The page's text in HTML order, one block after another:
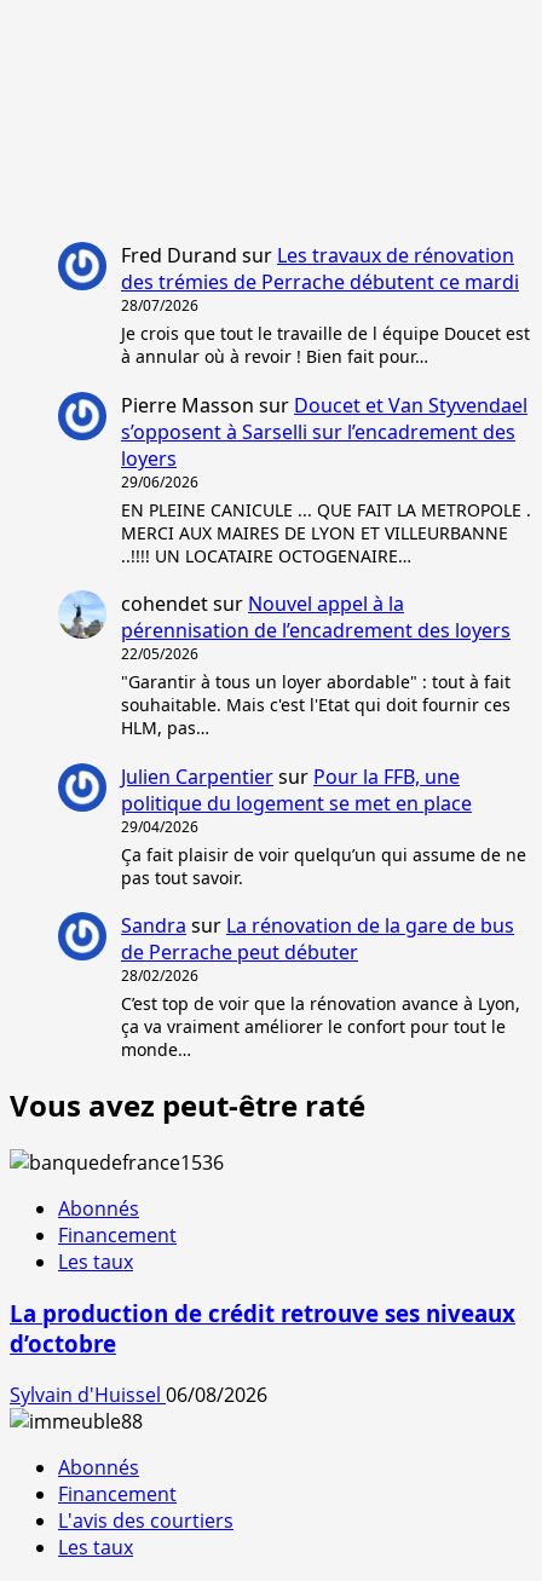
Fred Durand sur Les travaux de rénovation
des trémies de Perrache débutent ce mardi
28/07/2026
Je crois que tout le travaille de l équipe Doucet est
à annular où à revoir ! Bien fait pour…
Pierre Masson sur Doucet et Van Styvendael
s’opposent à Sarselli sur l’encadrement des
loyers
29/06/2026
EN PLEINE CANICULE ... QUE FAIT LA METROPOLE .
MERCI AUX MAIRES DE LYON ET VILLEURBANNE
..!!!! UN LOCATAIRE OCTOGENAIRE…
cohendetsur Nouvel appel à la
pérennisation de l’encadrement des loyers
22/05/2026
"Garantir à tous un loyer abordable" : tout à fait
souhaitable. Mais c'est l'Etat qui doit fournir ces
HLM, pas…
Julien Carpentiersur Pour la FFB, une
politique du logement se met en place
29/04/2026
Ça fait plaisir de voir quelqu’un qui assume de ne
pas tout savoir.
Sandra sur La rénovation de la gare de bus
de Perrache peut débuter
28/02/2026
C’est top de voir que la rénovation avance à Lyon,
ça va vraiment améliorer le confort pour tout le
monde…
Vous avez peut-être raté
Abonnés
Financement
Les taux
La production de crédit retrouve ses niveaux
d’octobre
Sylvain d'Huissel 06/08/2026
Abonnés
Financement
L'avis des courtiers
Les taux